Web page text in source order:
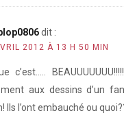
dit :
2012 À 13 H 50 MIN
c’est…..
aux dessins d’un
Ils l’ont embauché ou